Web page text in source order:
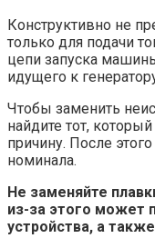
Конструктивно не
только для подачи
цепи запуска
идущего к
Чтобы заменить
найдите тот,
причину. После
номинала.
Не заменяйте
из-за этого может
устройства, а